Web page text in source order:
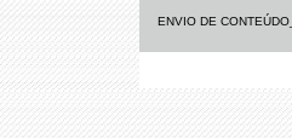
ENVIO DE CONTEÚDO_